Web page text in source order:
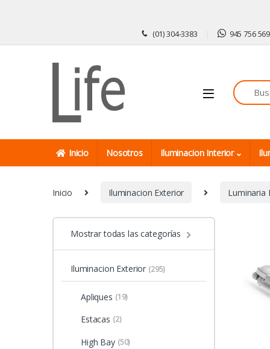
(01) 304-3383 945 756 569
Inicio Nosotros Iluminacion Interior
Inicio Iluminacion Exterior Luminaria
Mostrar todas las categorías
Iluminacion Exterior (295)
Apliques (19)
Estacas (2)
High Bay (50)